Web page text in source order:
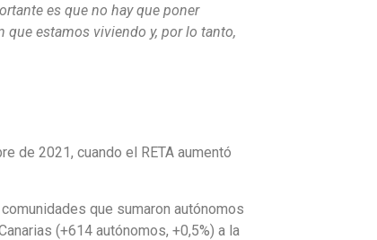
es que no hay que poner
estamos viviendo y, por lo tanto,
de 2021, cuando el RETA aumentó
que sumaron autónomos
(+614 autónomos, +0,5%) a la